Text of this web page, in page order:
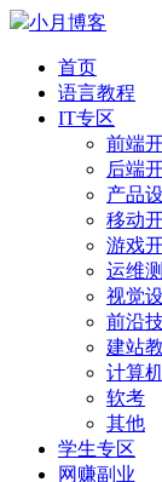
小月博客
首页
语言教程
IT专区
前端
后端
产品
移动
游戏
运维
视觉
前沿
建站
计算
软考
其他
学生专区
网赚副业